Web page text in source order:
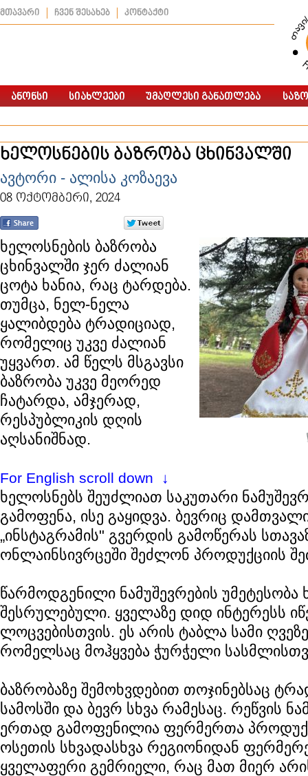
მთავარი ჩვენ შესახებ კონტაქტი
ხელოსნების ბაზრობა ცხინვალში
ავტორი - ალისა კოზაევა
08 ოქტომბერი, 2024
ხელოსნების ბაზრობა
ცხინვალში ჯერ ძალიან
ცოტა ხანია, რაც ტარდება.
თუმცა, ნელ-ნელა
ყალიბდება ტრადიციად,
რომელიც უკვე ძალიან
უყვართ. ამ წელს მსგავსი
ბაზრობა უკვე მეორედ
ჩატარდა, ამჯერად,
რესპუბლიკის დღის
აღსანიშნად.
For English scroll down ↓
ხელოსნებს შეუძლიათ საკუთარი
გამოფენა, ისე გაყიდვა. ბევრიც
„ინსტაგრამის" გვერდის გამოწერას
ონლაინსივრცეში შეძლონ პროდუქციის
წარმოდგენილი ნამუშევრების უმეტესობა
შესრულებული. ყველაზე დიდ ინტერესს
ლოცვებისთვის. ეს არის ტაბლა სამი
რომელსაც მოჰყვება ჭურჭელი
ბაზრობაზე შემოხვდებით თოჯინებსაც
სამოსში და ბევრ სხვა რამესაც. რეწვის
ერთად გამოფენილია ფერმერთა
ოსეთის სხვადასხვა რეგიონიდან
ყველაფერი გემრიელი, რაც მათ მიერ